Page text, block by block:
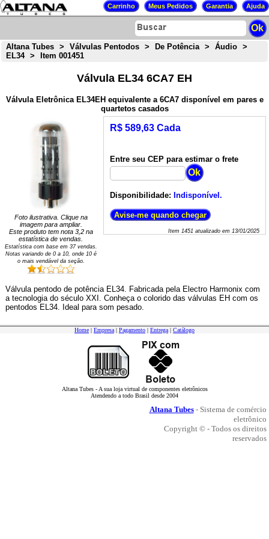
Altana Tubes > Válvulas Pentodos > De Potência > Áudio
>
EL34
> Item 001451
Válvula EL34 6CA7 EH
Válvula Eletrônica EL34EH equivalente a 6CA7 disponível em pares e
quartetos casados
Foto ilustrativa. Clique na
imagem para ampliar.
Este produto tem nota 3,2na
estatística de vendas.
Estatística com base em 37vendas.
Notas variando de 0a 10, onde 10 é
o mais vendável da seção.
R$ 589,63 Cada
Entre seu CEP para estimar o frete
Disponibilidade: Indisponível.
Item 1451atualizado em 13/01/2025
Válvula pentodo de potência EL34. Fabricada pela Electro Harmonix com
a tecnologia do século XXI. Conheça o colorido das válvulas EH com os
pentodos EL34. Ideal para som pesado.
Home | Empresa | Pagamento | Entrega | Catálogo
Altana Tubes - A sua loja virtual de componentes eletrônicos
Atendendo a todo Brasil desde 2004
Altana Tubes- Sistema de comércio
eletrônico
Copyright © - Todos os direitos
reservados